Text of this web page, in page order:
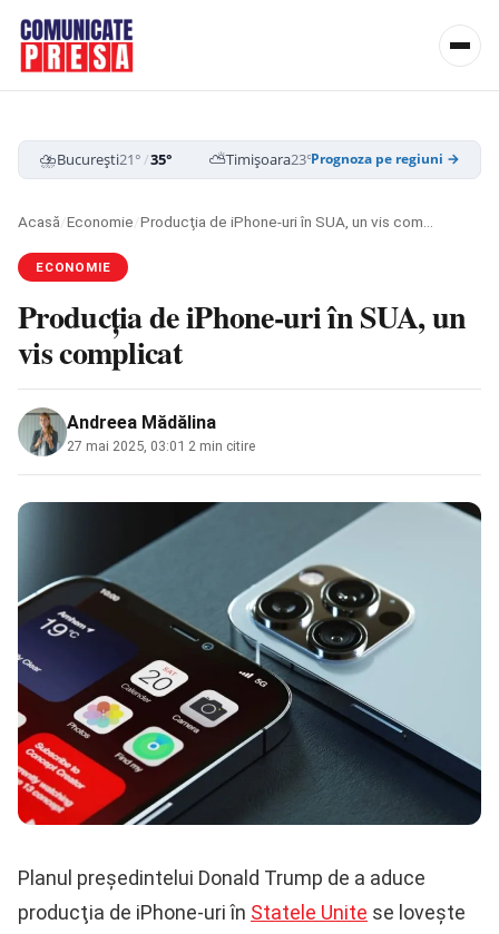
⛈️București21°/35° ⛅Timișoara23°/37° ☁️Cluj-Napoca
Prognoza pe regiuni →
Acasă/Economie/
ECONOMIE
Producţia de iPhone-uri în SUA, un
vis complicat
Andreea Mădălina
27 mai 2025, 03:01 2 min citire
Planul preşedintelui Donald Trump de a aduce
producţia de iPhone-uri în Statele Unite se loveşte